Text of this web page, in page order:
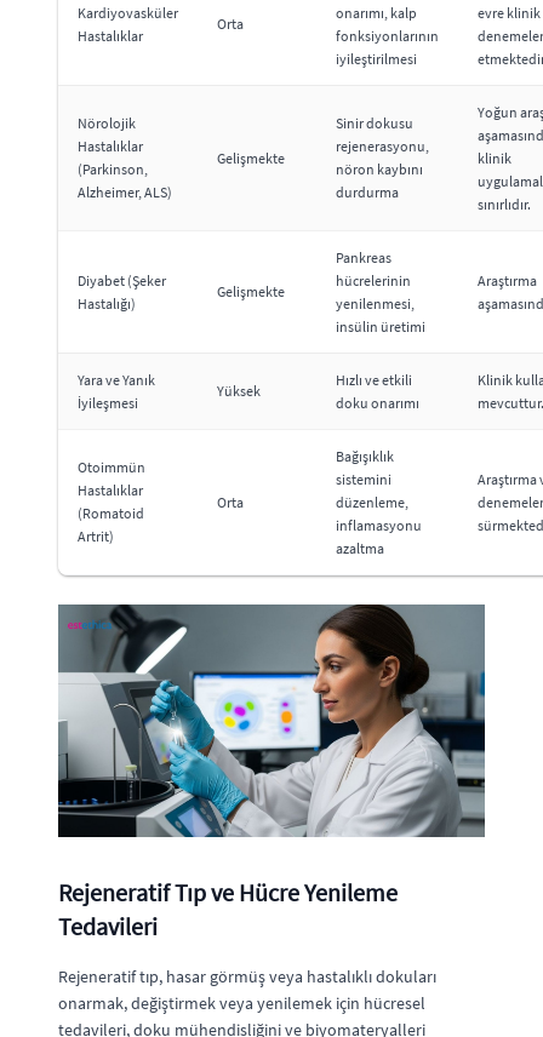
Kardiyovasküler
Hastalıklar
Orta
onarımı, kalp
fonksiyonlarının
iyileştirilmesi
evre klinik
Nörolojik
Hastalıklar
(Parkinson,
Alzheimer, ALS)
Gelişmekte
Sinir dokusu
rejenerasyonu,
nöron kaybını
durdurma
Yoğun
klinik
sınırlıdır.
Diyabet (Şeker
Hastalığı)
Gelişmekte
Pankreas
hücrelerinin
yenilenmesi,
insülin üretimi
Araştırma
Yara ve Yanık
İyileşmesi
Yüksek
Hızlı ve etkili
doku onarımı
Klinik
mevcuttur.
Otoimmün
Hastalıklar
(Romatoid
Artrit)
Orta
Bağışıklık
sistemini
düzenleme,
inflamasyonu
azaltma
Araştırma
denemeler
Rejeneratif Tıp ve Hücre Yenileme
Tedavileri
Rejeneratif tıp, hasar görmüş veya hastalıklı dokuları
onarmak, değiştirmek veya yenilemek için hücresel
tedavileri, doku mühendisliğini ve biyomateryalleri